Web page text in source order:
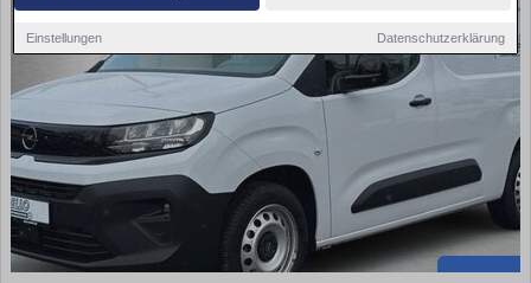
Einstellungen Datenschutzerklärung